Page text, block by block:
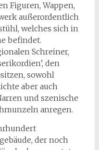
Figuren, Wappen,
außerordentlich
welches sich in
befindet.
Schreiner,
den
sowohl
aber auch
und szenische
anregen.
der noch